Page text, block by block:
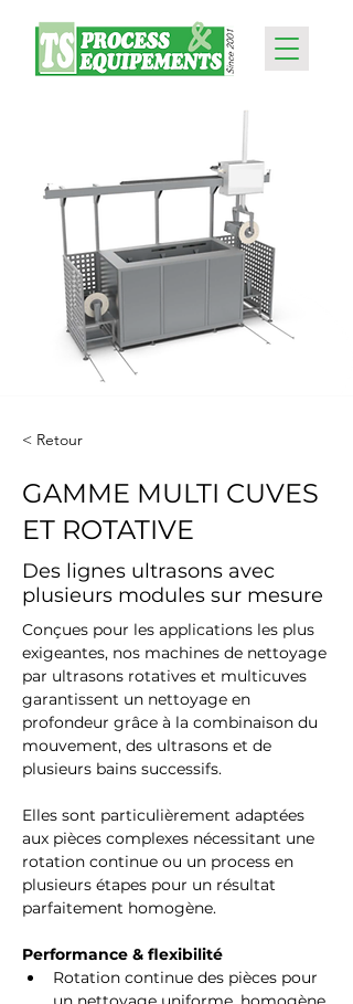
< Retour
GAMME MULTI CUVES
ET ROTATIVE
Des lignes ultrasons avec
plusieurs modules sur mesure
Conçues pour les applications les plus
exigeantes, nos machines de nettoyage
par ultrasons rotatives et multicuves
garantissent un nettoyage en
profondeur grâce à la combinaison du
mouvement, des ultrasons et de
plusieurs bains successifs.
Elles sont particulièrement adaptées
aux pièces complexes nécessitant une
rotation continue ou un process en
plusieurs étapes pour un résultat
parfaitement homogène.
Performance & flexibilité
Rotation continue des pièces pour